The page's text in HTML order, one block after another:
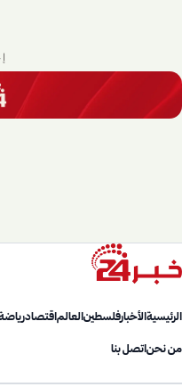
الرئيسيةالأخبارفلسطينالعالماقتصاد
من نحناتصل بنا